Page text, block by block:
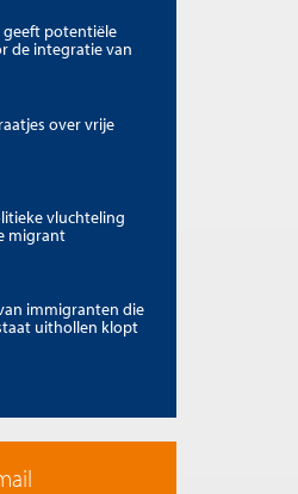
geeft potentiële
de integratie van
over vrije
vluchteling
migrant
immigranten die
uithollen klopt